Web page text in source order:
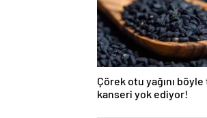
Çörek otu yağını
kanseri yok ediyor!